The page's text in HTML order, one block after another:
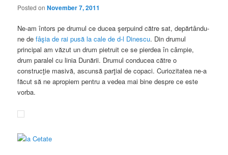
Posted onNovember 7, 2011
Ne-am întors pe drumul ce ducea şerpuind către sat, depărtându-
ne defâşia de rai pusă la cale de d-l Dinescu. Din drumul
principal am văzut un drum pietruit ce se pierdea în câmpie,
drum paralel cu linia Dunării. Drumul conducea către o
construcţie masivă, ascunsă parţial de copaci. Curiozitatea ne-a
făcut să ne apropiem pentru a vedea mai bine despre ce este
vorba.